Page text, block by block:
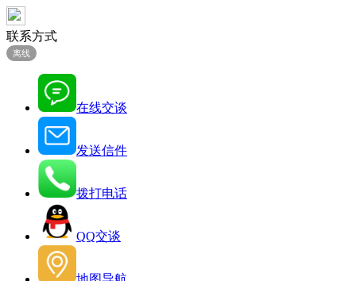
联系方式
离线
在线交谈
发送信件
拨打电话
QQ交谈